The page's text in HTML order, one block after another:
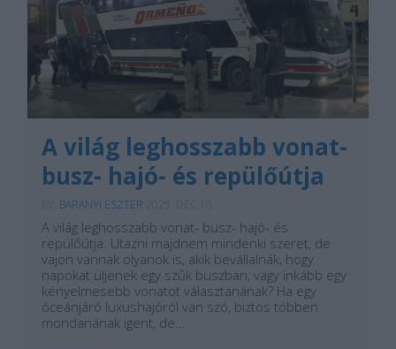
A világ leghosszabb vonat-
busz- hajó- és repülőútja
BARANYI ESZTER
A világ leghosszabb vonat- busz- hajó- és
repülőútja. Utazni majdnem mindenki szeret, de
vajon vannak olyanok is, akik bevállalnák, hogy
napokat üljenek egy szűk buszban, vagy inkább egy
kényelmesebb vonatot választanának? Ha egy
óceánjáró luxushajóról van szó, biztos többen
mondanának igent, de…